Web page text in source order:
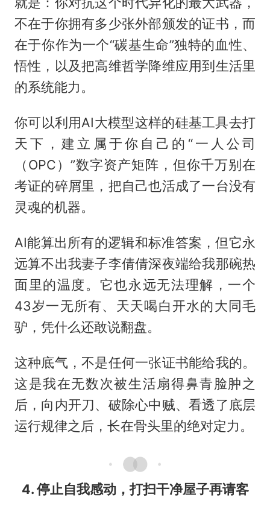
不在于你拥有多少张外部颁发的证书，而
在于你作为一个“碳基生命”独特的血性、
悟性，以及把高维哲学降维应用到生活里
的系统能力。
你可以利用AI大模型这样的硅基工具去打
天下，建立属于你自己的“一人公司
（OPC）”数字资产矩阵，但你千万别在
考证的碎屑里，把自己也活成了一台没有
灵魂的机器。
AI能算出所有的逻辑和标准答案，但它永
远算不出我妻子李倩倩深夜端给我那碗热
面里的温度。它也永远无法理解，一个
43岁一无所有、天天喝白开水的大同毛
驴，凭什么还敢说翻盘。
这种底气，不是任何一张证书能给我的。
这是我在无数次被生活扇得鼻青脸肿之
后，向内开刀、破除心中贼、看透了底层
运行规律之后，长在骨头里的绝对定力。
4. 停止自我感动，打扫干净屋子再请客